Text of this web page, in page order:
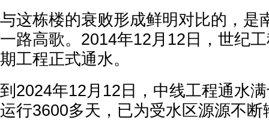
与这栋楼的衰败形成鲜明对比的，是
一路高歌。2014年12月12日，世纪
期工程正式通水。
到2024年12月12日，中线工程通水
运行3600多天，已为受水区源源不